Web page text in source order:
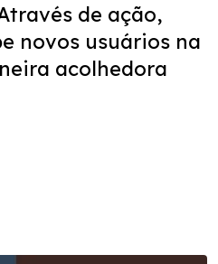
de ação,
novos usuários na
acolhedora